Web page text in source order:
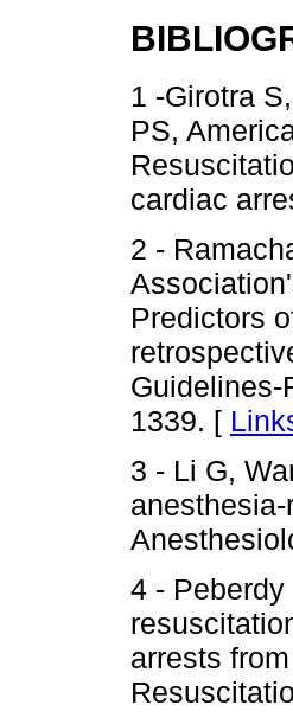
1 -Girotra
PS,
cardiac
2 -
Predictors
Guidelines-
1339. [
3 - Li G,
4 -
arrests